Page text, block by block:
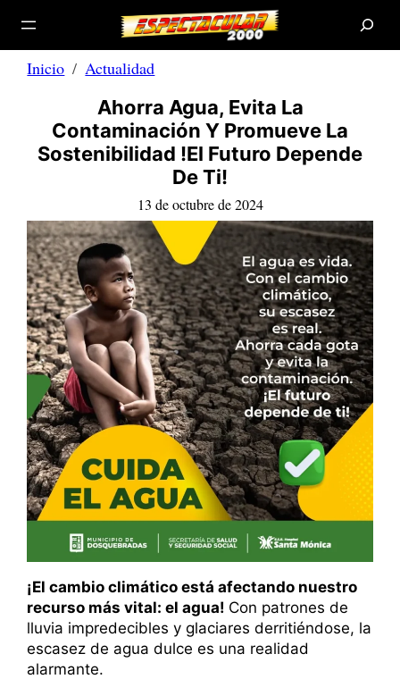
Saltar
contenido
a
Inicio Actualidad
Ahorra Agua, Evita La
Contaminación Y Promueve La
Sostenibilidad !El Futuro Depende
De Ti!
13 de octubre de 2024
¡El cambio climático está afectando nuestro
recurso más vital: el agua! Con patrones de
lluvia impredecibles y glaciares derritiéndose, la
escasez de agua dulce es una realidad
alarmante.